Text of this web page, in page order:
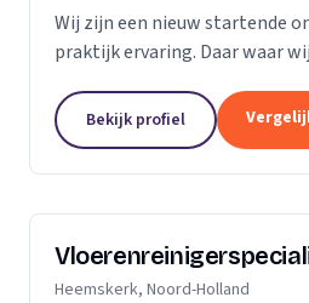
Wij zijn een nieuw startende
praktijk ervaring. Daar waar
schijven. Direct antwoord en
inzetbaarheid....
Bekijk profiel
Heemskerk, Noord-Holland